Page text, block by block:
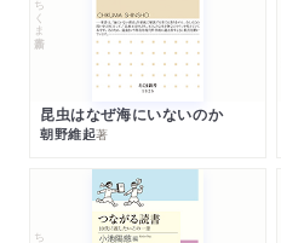
ちくま新書
昆虫はなぜ海にいないのか
朝野維起著